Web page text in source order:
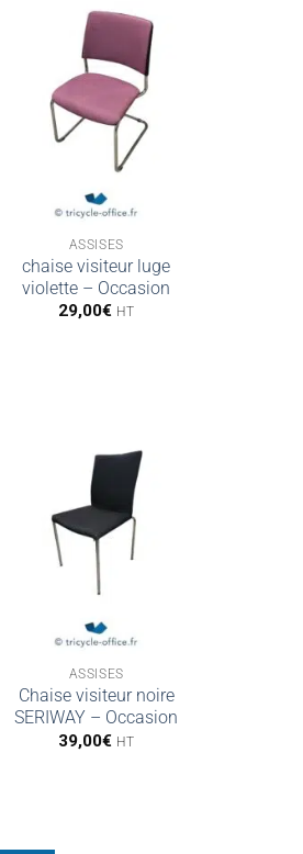
ASSISES
chaise visiteur luge
violette – Occasion
29,00€ HT
ASSISES
Chaise visiteur noire
SERIWAY – Occasion
39,00€ HT